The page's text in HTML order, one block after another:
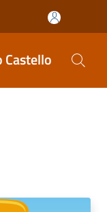
Castello